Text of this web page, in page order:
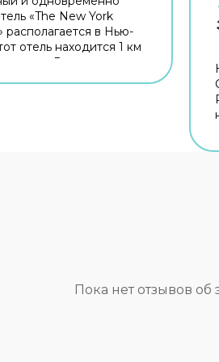
«The New York
располагается в Нью-
отель находится 1 км
города. Рядом с отелем
информацию
Для
спорта подготовилиПока нет отзывов об